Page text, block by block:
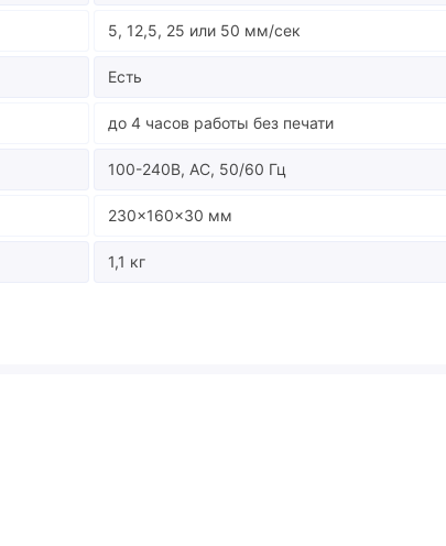
5, 12,5, 25 или 50 мм/сек
Есть
до 4 часов работы без печати
100-240В, AC, 50/60 Гц
230×160×30 мм
1,1 кг